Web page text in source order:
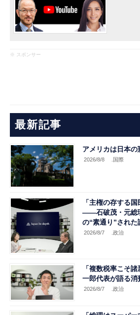
※ スポンサー
最新記事
アメリカは日本
2026/8/8 .国際
「主権の存する
――石破茂・元総
の“素通り”された
2026/8/7 .政治
「複数税率こそ
一郎代表が語る消
2026/8/7 .政治